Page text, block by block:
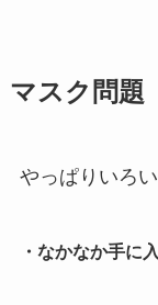
マスク問題
やっぱりいろ
・なかなか手に